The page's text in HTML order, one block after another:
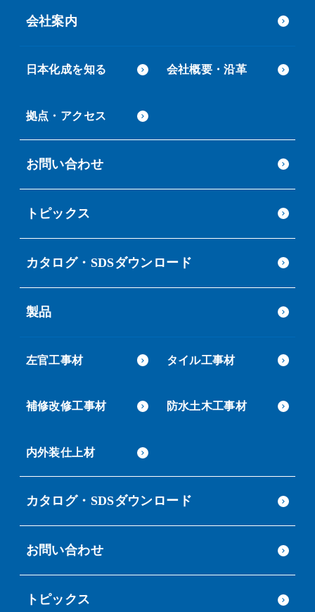
会社案内
日本化成を知る 会社概要・沿革
拠点・アクセス
お問い合わせ
トピックス
カタログ・SDSダウンロード
製品
左官工事材 タイル工事材
補修改修工事材 防水土木工事材
内外装仕上材
カタログ・SDSダウンロード
お問い合わせ
トピックス